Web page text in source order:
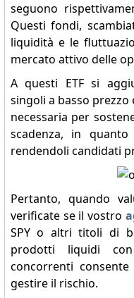
seguono
Questi fondi,
liquidità e le
mercato attivo delle
A questi ETF si
singoli a basso
necessaria per
scadenza, in
rendendoli candidati
Pertanto, quando
verificate se il vostro
SPY o altri titoli di
prodotti liquidi
concorrenti
gestire il rischio.